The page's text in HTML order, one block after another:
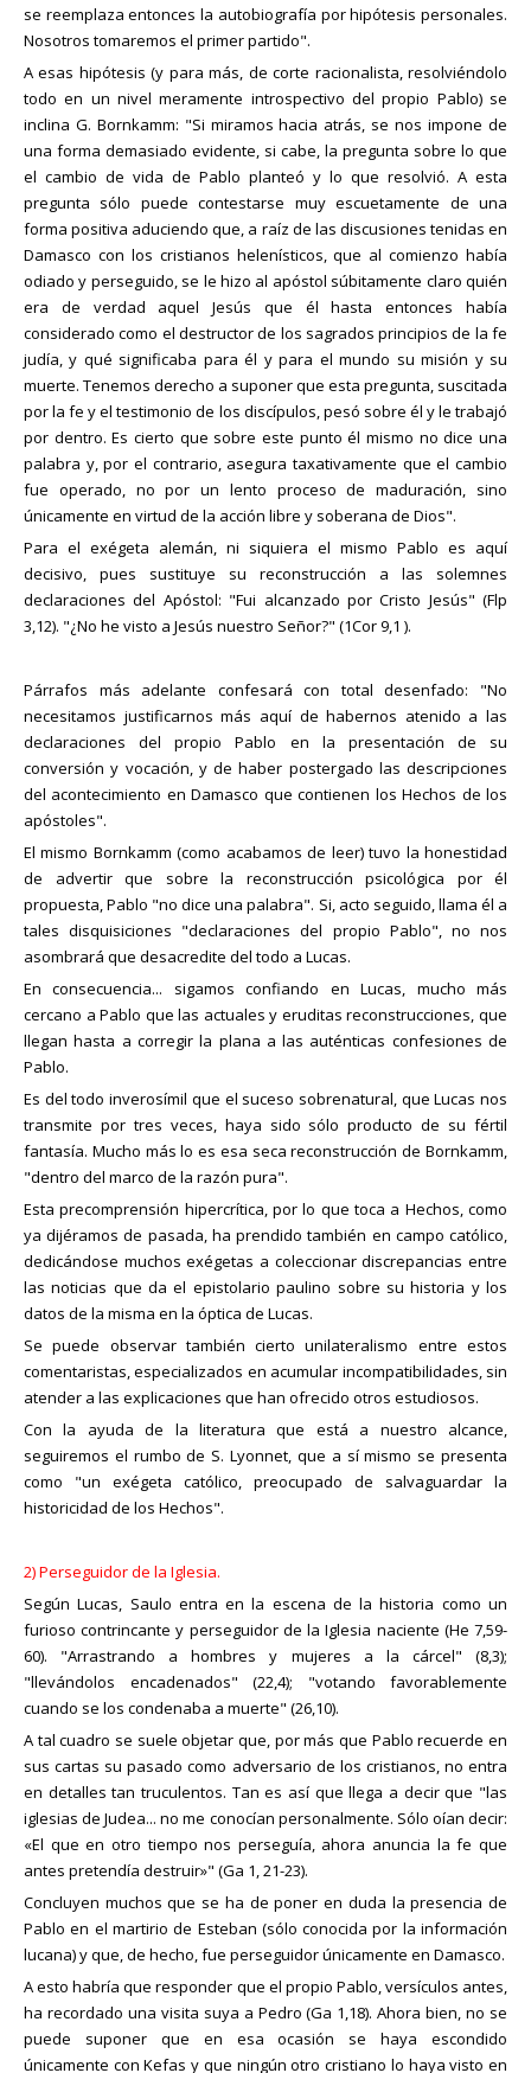
se reemplaza entonces la autobiografía por hipótesis personales.
Nosotros tomaremos el primer partido".
A esas hipótesis (y para más, de corte racionalista, resolviéndolo
todo en un nivel meramente introspectivo del propio Pablo) se
inclina G. Bornkamm: "Si miramos hacia atrás, se nos impone de
una forma demasiado evidente, si cabe, la pregunta sobre lo que
el cambio de vida de Pablo planteó y lo que resolvió. A esta
pregunta sólo puede contestarse muy escuetamente de una
forma positiva aduciendo que, a raíz de las discusiones tenidas en
Damasco con los cristianos helenísticos, que al comienzo había
odiado y perseguido, se le hizo al apóstol súbitamente claro quién
era de verdad aquel Jesús que él hasta entonces había
considerado como el destructor de los sagrados principios de la fe
judía, y qué significaba para él y para el mundo su misión y su
muerte. Tenemos derecho a suponer que esta pregunta, suscitada
por la fe y el testimonio de los discípulos, pesó sobre él y le trabajó
por dentro. Es cierto que sobre este punto él mismo no dice una
palabra y, por el contrario, asegura taxativamente que el cambio
fue operado, no por un lento proceso de maduración, sino
únicamente en virtud de la acción libre y soberana de Dios".
Para el exégeta alemán, ni siquiera el mismo Pablo es aquí
decisivo, pues sustituye su reconstrucción a las solemnes
declaraciones del Apóstol: "Fui alcanzado por Cristo Jesús" (Flp
3,12). "¿No he visto a Jesús nuestro Señor?" (1Cor 9,1 ).
Párrafos más adelante confesará con total desenfado: "No
necesitamos justificarnos más aquí de habernos atenido a las
declaraciones del propio Pablo en la presentación de su
conversión y vocación, y de haber postergado las descripciones
del acontecimiento en Damasco que contienen los Hechos de los
apóstoles".
El mismo Bornkamm (como acabamos de leer) tuvo la honestidad
de advertir que sobre la reconstrucción psicológica por él
propuesta, Pablo "no dice una palabra". Si, acto seguido, llama él a
tales disquisiciones "declaraciones del propio Pablo", no nos
asombrará que desacredite del todo a Lucas.
En consecuencia... sigamos confiando en Lucas, mucho más
cercano a Pablo que las actuales y eruditas reconstrucciones, que
llegan hasta a corregir la plana a las auténticas confesiones de
Pablo.
Es del todo inverosímil que el suceso sobrenatural, que Lucas nos
transmite por tres veces, haya sido sólo producto de su fértil
fantasía. Mucho más lo es esa seca reconstrucción de Bornkamm,
"dentro del marco de la razón pura".
Esta precomprensión hipercrítica, por lo que toca a Hechos, como
ya dijéramos de pasada, ha prendido también en campo católico,
dedicándose muchos exégetas a coleccionar discrepancias entre
las noticias que da el epistolario paulino sobre su historia y los
datos de la misma en la óptica de Lucas.
Se puede observar también cierto unilateralismo entre estos
comentaristas, especializados en acumular incompatibilidades, sin
atender a las explicaciones que han ofrecido otros estudiosos.
Con la ayuda de la literatura que está a nuestro alcance,
seguiremos el rumbo de S. Lyonnet, que a sí mismo se presenta
como "un exégeta católico, preocupado de salvaguardar la
historicidad de los Hechos".
2) Perseguidor de la Iglesia.
Según Lucas, Saulo entra en la escena de la historia como un
furioso contrincante y perseguidor de la Iglesia naciente (He 7,59-
60). "Arrastrando a hombres y mujeres a la cárcel" (8,3);
"llevándolos encadenados" (22,4); "votando favorablemente
cuando se los condenaba a muerte" (26,10).
A tal cuadro se suele objetar que, por más que Pablo recuerde en
sus cartas su pasado como adversario de los cristianos, no entra
en detalles tan truculentos. Tan es así que llega a decir que "las
iglesias de Judea... no me conocían personalmente. Sólo oían decir:
«El que en otro tiempo nos perseguía, ahora anuncia la fe que
antes pretendía destruir»" (Ga 1, 21-23).
Concluyen muchos que se ha de poner en duda la presencia de
Pablo en el martirio de Esteban (sólo conocida por la información
lucana) y que, de hecho, fue perseguidor únicamente en Damasco.
A esto habría que responder que el propio Pablo, versículos antes,
ha recordado una visita suya a Pedro (Ga 1,18). Ahora bien, no se
puede suponer que en esa ocasión se haya escondido
únicamente con Kefas y que ningún otro cristiano lo haya visto en